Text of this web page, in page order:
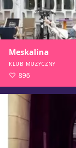
Meskalina
KLUB MUZYCZNY
896